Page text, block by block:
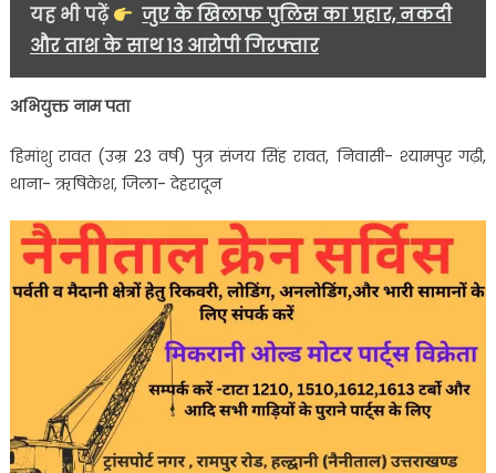
यह भी पढ़ें
जुए के खिलाफ पुलिस का प्रहार, नकदी
और ताश के साथ 13 आरोपी गिरफ्तार
अभियुक्त नाम पता
हिमांशु रावत (उम्र 23 वर्ष) पुत्र संजय सिंह रावत, निवासी- श्यामपुर गढ़ी,
थाना- ऋषिकेश, जिला- देहरादून